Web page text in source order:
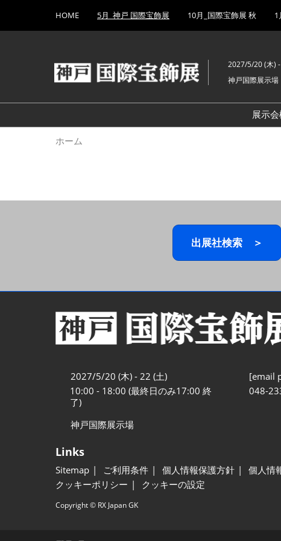
キ
し
て
to
HOME 5月_神戸 国際宝飾展 10月_国際宝飾展 秋 1
2027/5/20 (木)
神戸国際展示場
展示
ホーム
出展社検索 ＞
2027/5/20 (木) - 22 (土)
10:00 - 18:00 (最終日のみ17:00 終
了)
神戸国際展示場
[email
048-
Links
Sitemap ご利用条件 個人情報保護方針 個人情
クッキーポリシー
クッキーの設定
Copyright © RX Japan GK